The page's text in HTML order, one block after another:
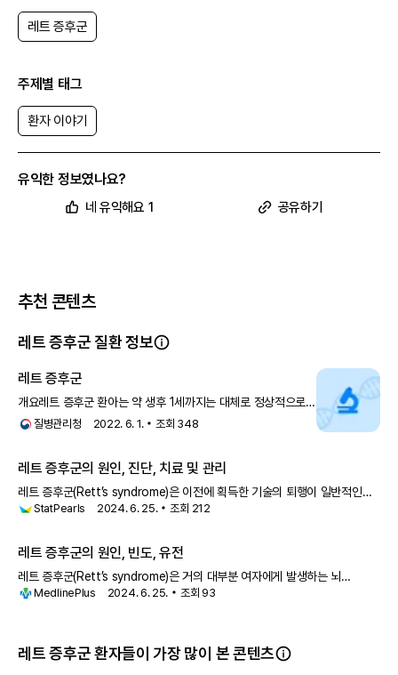
레트 증후군
주제별 태그
환자 이야기
유익한 정보였나요?
네 유익해요 1 공유하기
추천 콘텐츠
레트 증후군 질환 정보
레트 증후군
개요레트 증후군 환아는 약 생후 1세까지는 대체로 정상적으로
발달하다가 자신이 하고자 하는 대로 손을 자유롭게 움직이지
질병관리청 2022. 6. 1. 조회 348
레트 증후군의 원인, 진단, 치료 및 관리
레트 증후군(Rett’s syndrome)은 이전에 획득한 기술의 퇴행이 일반적인
발달 기간 후에 나타나는 신경발달 장애입니다. 레트 증후군은
StatPearls 2024. 6. 25. 조회 212
레트 증후군의 원인, 빈도, 유전
레트 증후군(Rett’s syndrome)은 거의 대부분 여자에게 발생하는 뇌
질환입니다. 이 질환의 가장 흔한 형태는 고전적 레트 증후군으로
MedlinePlus 2024. 6. 25. 조회 93
레트 증후군 환자들이 가장 많이 본 콘텐츠